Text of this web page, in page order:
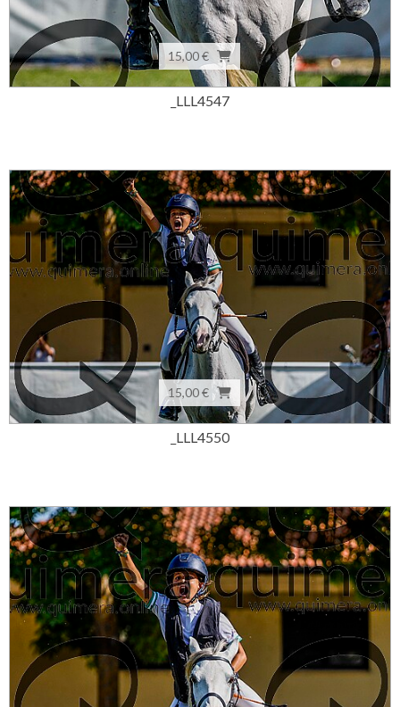
15,00 €
_LLL4547
15,00 €
_LLL4550